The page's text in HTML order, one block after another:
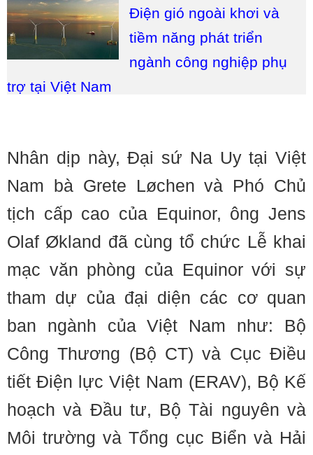
Điện gió ngoài khơi và
tiềm năng phát triển
ngành công nghiệp phụ
trợ tại Việt Nam
Nhân dịp này, Đại sứ Na Uy tại Việt
Nam bà Grete Løchen và Phó Chủ
tịch cấp cao của Equinor, ông Jens
Olaf Økland đã cùng tổ chức Lễ khai
mạc văn phòng của Equinor với sự
tham dự của đại diện các cơ quan
ban ngành của Việt Nam như: Bộ
Công Thương (Bộ CT) và Cục Điều
tiết Điện lực Việt Nam (ERAV), Bộ Kế
hoạch và Đầu tư, Bộ Tài nguyên và
Môi trường và Tổng cục Biển và Hải